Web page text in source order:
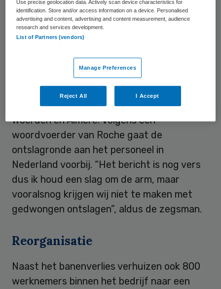
verdwijnen.
ontspringen
In Nederland werken voor Roche 390
mensen in marketing en productie vanuit
Woerden en Almere. Volgens een
woordvoerder van Roche gaat de
ontslagronde aan het personeel in
Nederland voorbij. “Het bericht is nog vers
dus ik houd een slag om de arm, maar
vooralsnog krijgen wij niet te maken met
gedwongen ontslagen”, aldus de zegsman.
Reorganisatie
Naast het banenverlies verhuizen ook 800
werknemers binnen het bedrijf naar een
Use precise geolocation data. Actively scan device characteristics for
identification. Store and/or access information on a device. Personalised
advertising and content, advertising and content measurement, audience
research and services development.
List of Partners (vendors)
Manage Preferences
Reject All I Accept